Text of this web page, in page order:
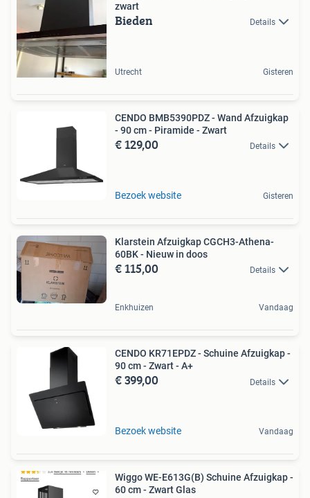
zwart
Bieden Details
Utrecht Gisteren
CENDO BMB5390PDZ - Wand Afzuigkap
- 90 cm - Piramide - Zwart
€ 129,00 Details
Bezoek website Gisteren
Klarstein Afzuigkap CGCH3-Athena-
60BK - Nieuw in doos
€ 115,00 Details
Enkhuizen Vandaag
CENDO KR71EPDZ - Schuine Afzuigkap -
90 cm - Zwart - A+
€ 399,00 Details
Bezoek website Vandaag
Wiggo WE-E613G(B) Schuine Afzuigkap -
60 cm - Zwart Glas